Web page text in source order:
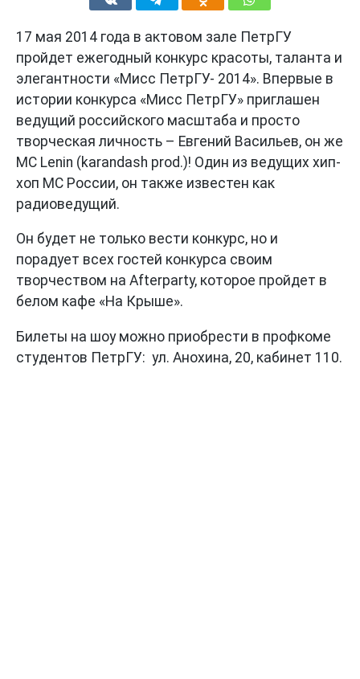
17 мая 2014 года в актовом зале ПетрГУ
пройдет ежегодный конкурс красоты, таланта и
элегантности «Мисс ПетрГУ- 2014». Впервые в
истории конкурса «Мисс ПетрГУ» приглашен
ведущий российского масштаба и просто
творческая личность – Евгений Васильев, он же
MC Lenin (karandash prod.)! Один из ведущих хип-
хоп МС России, он также известен как
радиоведущий.
Он будет не только вести конкурс, но и
порадует всех гостей конкурса своим
творчеством на Afterparty, которое пройдет в
белом кафе «На Крыше».
Билеты на шоу можно приобрести в профкоме
студентов ПетрГУ: ул. Анохина, 20, кабинет 110.